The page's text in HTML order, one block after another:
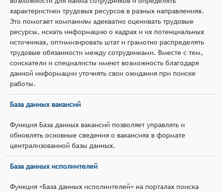
характеристики трудовых ресурсов в разных направлениях.
Это помогает компаниям адекватно оценивать трудовые
ресурсы, искать информацию о кадрах и их потенциальных
источниках, оптимизировать штат и грамотно распределять
трудовые обязанности между сотрудниками. Вместе с тем,
соискатели и специалисты имеют возможность благодаря
данной информации уточнять свои ожидания при поиске
работы.
База данных вакансий
Функция База данных вакансий позволяет управлять и
обновлять основные сведения о вакансиях в формате
централизованной базы данных.
База данных исполнителей
Функция «База данных исполнителей» на порталах поиска